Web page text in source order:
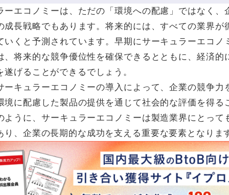
ーエコノミーは、ただの「環境への配慮」ではなく、
成長戦略でもあります。将来的には、すべての業界が
いくと予測されています。早期にサーキュラーエコノ
、将来的な競争優位性を確保できるとともに、経済的
遂げることができるでしょう。
ーキュラーエコノミーの導入によって、企業の競争力
境に配慮した製品の提供を通じて社会的な評価を得る
ように、サーキュラーエコノミーは製造業界にとって
り、企業の長期的な成功を支える重要な要素となりま